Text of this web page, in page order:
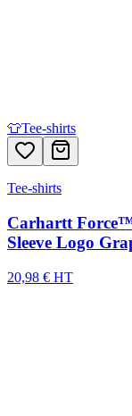
👕Tee-shirts
Tee-shirts
Carhartt
Sleeve Logo
20,98 € HT